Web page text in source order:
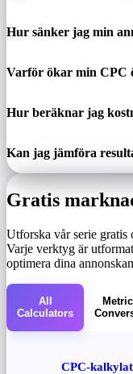
Hur sänker jag min
Varför ökar min CPC
Hur beräknar jag
Kan jag jämföra
Gratis
Utforska vår serie gratis
Varje verktyg är
optimera dina
All
Calculators
CPC-